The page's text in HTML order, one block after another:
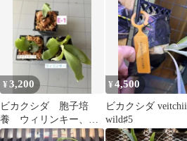
¥3,200
ビカクシダ 胞子培
養 ウィリンキー、ほ
ホワイトホーク、E-1
¥4,500
ビカクシダ veitchii
wild♯5